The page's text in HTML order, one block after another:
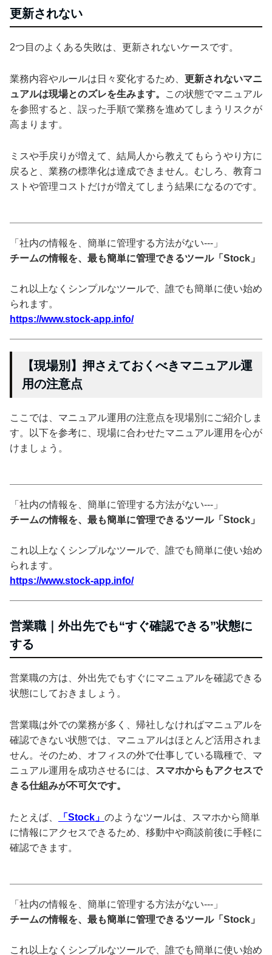
更新されない
2つ目のよくある失敗は、更新されないケースです。
業務内容やルールは日々変化するため、 更新されないマニ
ュアルは現場とのズレを生みます。
この状態でマニュアル
を参照すると、誤った手順で業務を進めてしまうリスクが
高まります。
ミスや手戻りが増えて、結局人から教えてもらうやり方に
戻ると、業務の標準化は達成できません。むしろ、教育コ
ストや管理コストだけが増えてしまう結果になるのです。
「社内の情報を、簡単に管理する方法がない---」
チームの情報を、最も簡単に管理できるツール「Stock」
これ以上なくシンプルなツールで、誰でも簡単に使い始め
られます。
https://www.stock-app.info/
【現場別】押さえておくべきマニュアル運
用の注意点
ここでは、マニュアル運用の注意点を現場別にご紹介しま
す。以下を参考に、現場に合わせたマニュアル運用を心が
けましょう。
「社内の情報を、簡単に管理する方法がない---」
チームの情報を、最も簡単に管理できるツール「Stock」
これ以上なくシンプルなツールで、誰でも簡単に使い始め
られます。
https://www.stock-app.info/
営業職｜外出先でも“すぐ確認できる”状態に
する
営業職の方は、外出先でもすぐにマニュアルを確認できる
状態にしておきましょう。
営業職は外での業務が多く、帰社しなければマニュアルを
確認できない状態では、マニュアルはほとんど活用されま
せん。そのため、オフィスの外で仕事している職種で、マ
ニュアル運用を成功させるには、
スマホからもアクセスで
きる仕組みが不可欠です。
たとえば、 「Stock」 のようなツールは、スマホから簡単
に情報にアクセスできるため、移動中や商談前後に手軽に
確認できます。
「社内の情報を、簡単に管理する方法がない---」
チームの情報を、最も簡単に管理できるツール「Stock」
これ以上なくシンプルなツールで、誰でも簡単に使い始め